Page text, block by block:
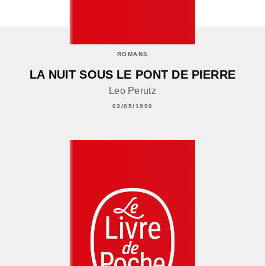
ROMANS
LA NUIT SOUS LE PONT DE PIERRE
Leo Perutz
03/05/1990